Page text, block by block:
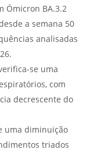
Ómicron BA.3.2
a semana 50
analisadas
se uma
com
decrescente do
uma diminuição
triados